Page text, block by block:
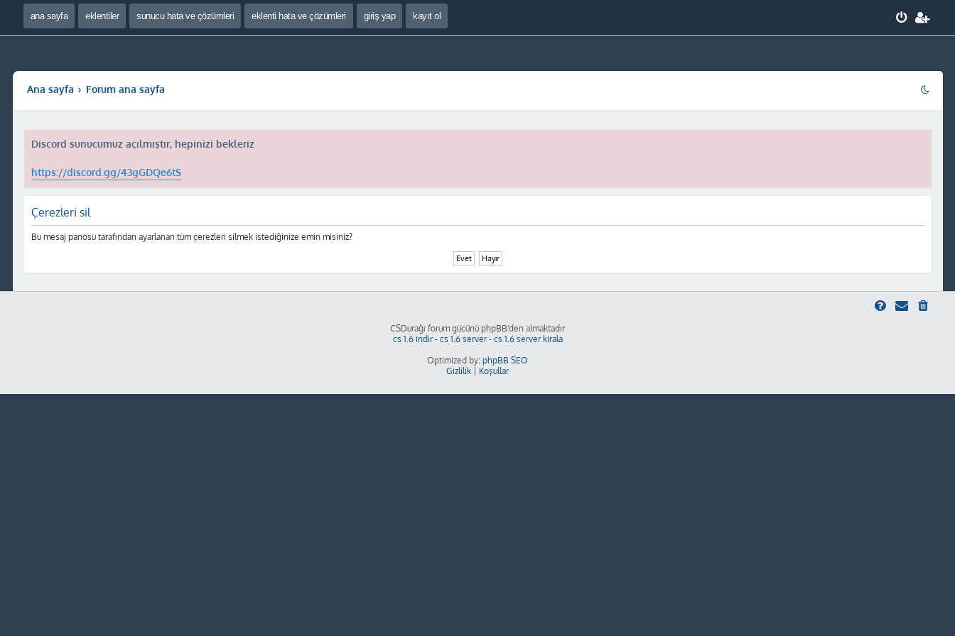
ana sayfa eklentiler sunucu hata ve çözümleri eklenti hata ve çözümleri giriş yap kayıt ol
Ana sayfa Forum ana sayfa
Discord sunucumuz açılmıştır, hepinizi bekleriz
https://discord.gg/43gGDQe6tS
Çerezleri sil
Bu mesaj panosu tarafından ayarlanan tüm çerezleri silmek istediğinize emin misiniz?
CSDurağı forum gücünü phpBB'den almaktadır
cs 1.6 indir- cs 1.6 server- cs 1.6 server kirala
Optimized by: phpBB SEO
Gizlilik
Koşullar